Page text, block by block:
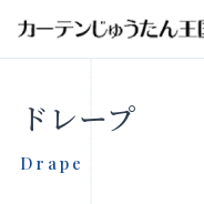
ドレープ
Drape